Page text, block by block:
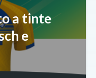
a tinte
e